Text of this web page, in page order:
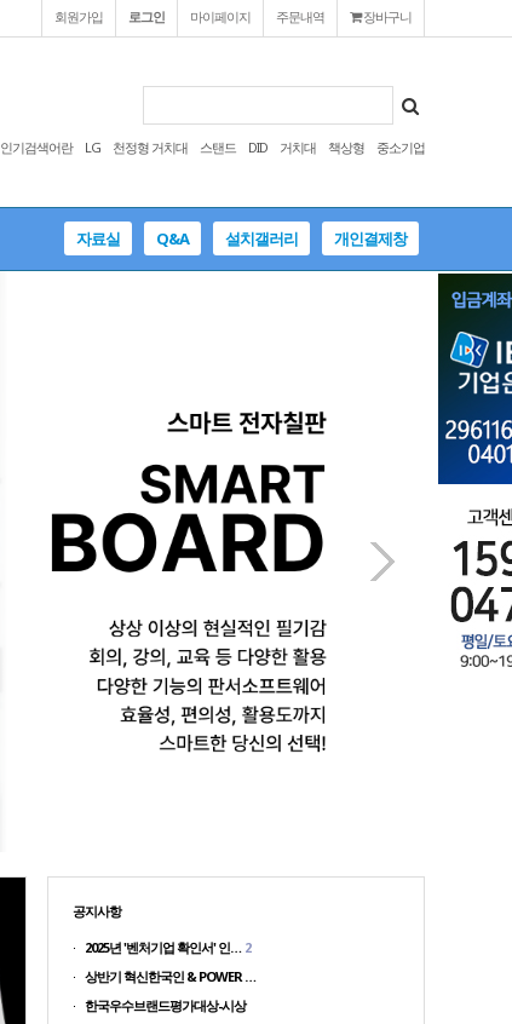
회원가입 로그인 마이페이지 주문내역 장바구니
인기검색어란 LG 천정형 거치대 스탠드 DID 거치대 책상형 중소기업
자료실 Q&A 설치갤러리 개인결제창
공지사항
2025년 '벤처기업 확인서' 인… 2
상반기 혁신한국인 & POWER …
한국우수브랜드평가대상-시상